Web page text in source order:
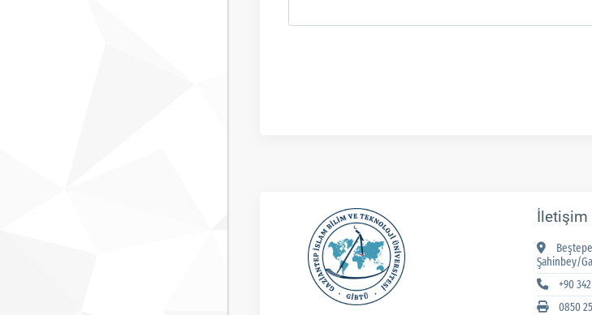
İletişim
Şahinbey/
+90
0850